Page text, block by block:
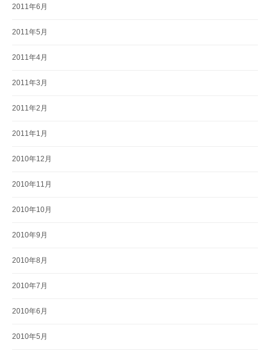
2011年6月
2011年5月
2011年4月
2011年3月
2011年2月
2011年1月
2010年12月
2010年11月
2010年10月
2010年9月
2010年8月
2010年7月
2010年6月
2010年5月